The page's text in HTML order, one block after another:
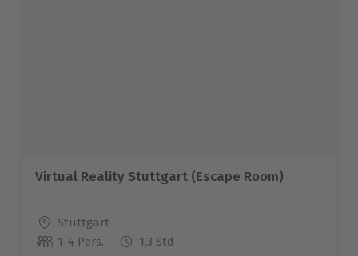
Virtual Reality Stuttgart (Escape Room)
Standort
Stuttgart
Anzahl der Teilnehmer
1-4 Pers. 1,3 Std